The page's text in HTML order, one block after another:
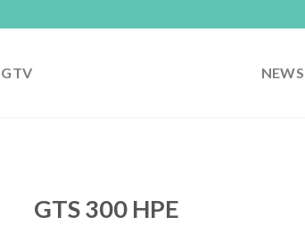
GTV
GTS 300 HPE